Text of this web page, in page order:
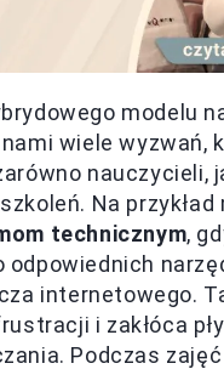
modelu
wiele wyzwań,
nauczycieli,
Na
technicznym,
odpowiednich
internetowego.
i zakłóca
Podczas